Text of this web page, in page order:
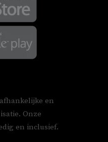
en
Onze
en inclusief.